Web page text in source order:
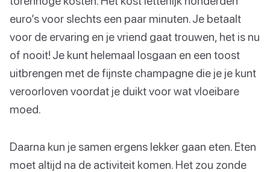
euro’s voor slechts een paar minuten. Je betaalt
voor de ervaring en je vriend gaat trouwen, het is nu
of nooit! Je kunt helemaal losgaan en een toost
uitbrengen met de fijnste champagne die je je kunt
veroorloven voordat je duikt voor wat vloeibare
moed.
Daarna kun je samen ergens lekker gaan eten. Eten
moet altijd na de activiteit komen. Het zou zonde